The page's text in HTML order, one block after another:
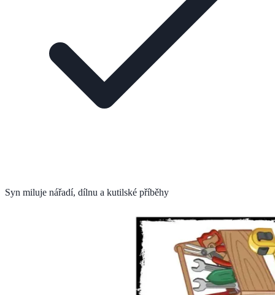
Syn miluje nářadí, dílnu a kutilské příběhy